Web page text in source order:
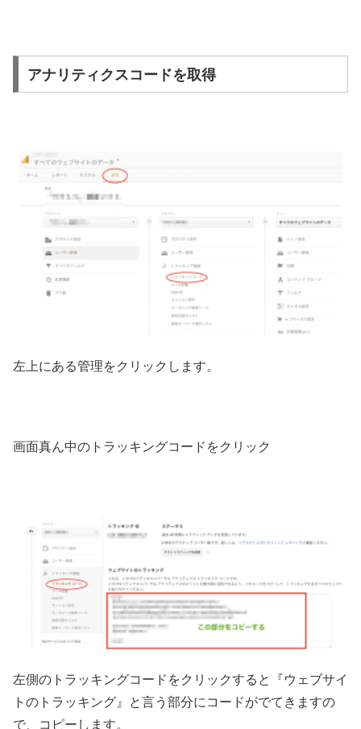
アナリティクスコードを取得
左上にある管理をクリックします。
画面真ん中のトラッキングコードをクリック
左側のトラッキングコードをクリックすると『ウェブサイ
トのトラッキング』と言う部分にコードがでてきますの
で、コピーします。